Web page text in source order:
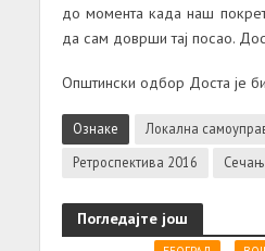
до момента када наш
да сам доврши тај посао.
Општински одбор Доста је
Ознаке
Локална
Ретроспектива 2016
Сечањ
Погледајте још